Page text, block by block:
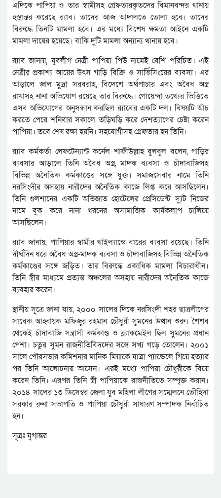
এদিকে পাপিয়া ও তার স্বামীসহ গ্রেফতারকৃতদের বিমানবন্দর থানায়
হস্তান্তর করেছে র‌্যাব। তাদের আজ আদালতে তোলা হবে। তাদের
বিরুদ্ধে তিনটি মামলা হবে। এর মধ্যে বিশেষ ক্ষমতা আইনে একটি
মামলা দায়ের হয়েছে। বাকি দুটি মামলা অন্যান্য থানায় হবে।
র‌্যাব জানায়, যুবলীগ নেত্রী পাপিয়া পিউ নামেই বেশি পরিচিত। এই
নেত্রীর প্রকাশ্য আয়ের উৎস গাড়ি বিক্রি ও সার্ভিসিংয়ের ব্যবসা। এর
আড়ালে জাল মুদ্রা সরবরাহ, বিদেশে অর্থপাচার এবং অবৈধ অস্ত্র
রাখাসহ নানা অভিযোগ রয়েছে তার বিরুদ্ধে। গোয়েন্দা তথ্যের ভিত্তিতে
এসব অভিযোগের অনুসন্ধান করছিল র‌্যাবের একটি দল। বিষয়টি আঁচ
করতে পেরে শনিবার সকালে তড়িঘড়ি করে দেশত্যাগের চেষ্টা করেন
পাপিয়া। তবে শেষ রক্ষা হয়নি। সহযোগীসহ গ্রেফতার হন তিনি।
র‌্যাব কর্মকর্তা লেফটেন্যান্ট কর্নেল শাফীউল্লাহ বুলবুল বলেন, গাড়ির
ব্যবসার আড়ালে তিনি অবৈধ অস্ত্র, মাদক ব্যবসা ও চাঁদাবাজিসহ
বিভিন্ন অনৈতিক কর্মকাণ্ডের সঙ্গে যুক্ত। সমাজসেবার নামে তিনি
নরসিংদীর অসহায় নারীদের অনৈতিক কাজে লিপ্ত করে আসছিলেন।
তিনি গুলশানের একটি অভিজাত হোটেলের প্রেসিডেন্ট স্যুট নিজের
নামে বুক করে নানা ধরনের অসামাজিক কার্যকলাপ চালিয়ে
আসছিলেন।
র‌্যাব জানায়, পাপিয়ার স্বামীর থাইল্যান্ডে বারের ব্যবসা রয়েছে। তিনি
দীর্ঘদিন ধরে অবৈধ অস্ত্র-মাদক ব্যবসা ও চাঁদাবাজিসহ বিভিন্ন অনৈতিক
কর্মকাণ্ডের সঙ্গে জড়িত। তার বিরুদ্ধে একাধিক মামলা বিচারাধীন।
তিনি স্ত্রীর মাধ্যমে প্রত্যন্ত অঞ্চলের অসহায় নারীদের অনৈতিক কাজে
ব্যবহার করেন।
স্থানীয় সূত্রে জানা যায়, ২০০০ সালের দিকে নরসিংদী শহর ছাত্রলীগের
সাবেক আহ্বায়ক মফিজুর রহমান চৌধুরী সুমনের উত্থান শুরু। শৈশব
থেকেই চাঁদাবাজি সন্ত্রাসী কর্মকাণ্ড ও ব্ল্যাকমেইল ছিল সুমনের প্রধান
পেশা। চতুর সুমন রাজনীতিবিদদের সঙ্গে সখ্য গড়ে তোলেন। ২০০১
সালে পৌরসভার কমিশনার মানিক মিয়াকে যাত্রা প্যান্ডেলে গিয়ে হত্যার
পর তিনি আলোচনায় আসেন। এরই মধ্যে পাপিয়া চৌধুরীকে বিয়ে
করেন তিনি। এরপর তিনি স্ত্রী পাপিয়াকে রাজনীতিতে সম্পৃক্ত করান।
২০১৪ সালের ১৩ ডিসেম্বর জেলা যুব মহিলা লীগের সম্মেলনে তৌহিদা
সরকার রুনা সভাপতি ও পাপিয়া চৌধুরী সাধারণ সম্পাদক নির্বাচিত
হন।
সূত্রঃ যুগান্তর